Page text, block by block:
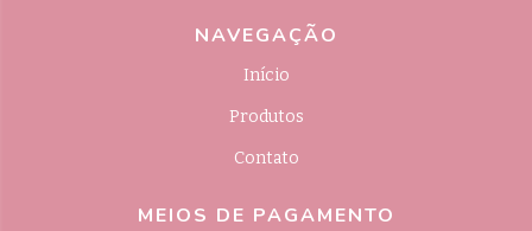
NAVEGAÇÃO
Início
Produtos
Contato
MEIOS DE PAGAMENTO